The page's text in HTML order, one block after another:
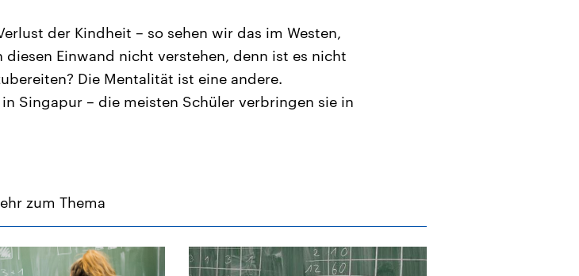
der Kindheit – so sehen wir das im Westen,
Einwand nicht verstehen, denn ist es nicht
Die Mentalität ist eine andere.
Singapur – die meisten Schüler verbringen sie in
zum Thema